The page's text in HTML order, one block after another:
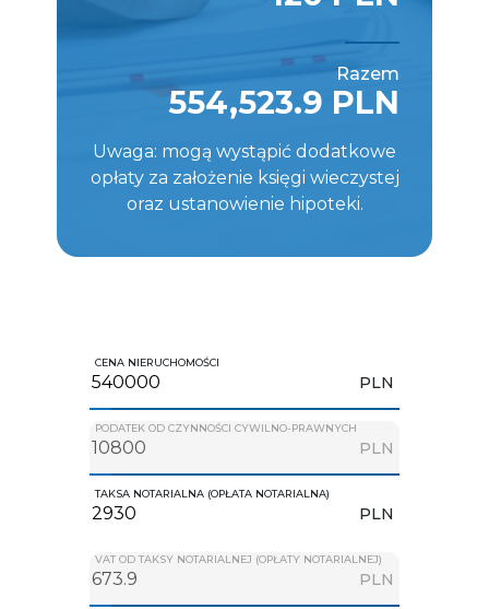
Razem
554,523.9 PLN
Uwaga: mogą wystąpić dodatkowe
opłaty za założenie księgi wieczystej
oraz ustanowienie hipoteki.
CENA NIERUCHOMOŚCI
PLN
PODATEK OD CZYNNOŚCI CYWILNO-PRAWNYCH
PLN
TAKSA NOTARIALNA (OPŁATA NOTARIALNA)
PLN
VAT OD TAKSY NOTARIALNEJ (OPŁATY NOTARIALNEJ)
PLN